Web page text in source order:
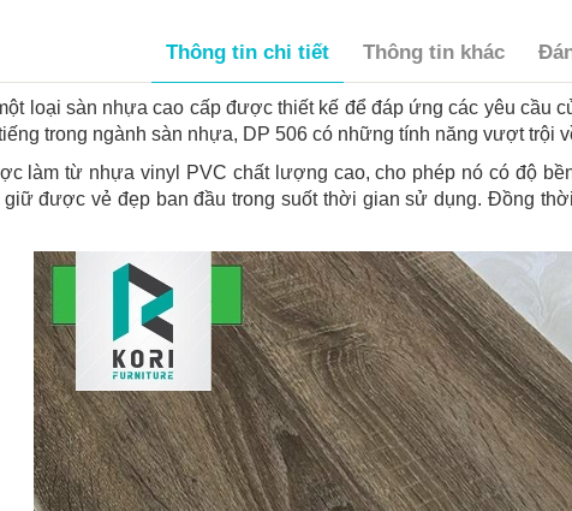
Thông tin chi tiết Thông tin khác
loại sàn nhựa cao cấp được thiết kế để đáp ứng các yêu cầu
trong ngành sàn nhựa, DP 506 có những tính năng vượt trội
làm từ nhựa vinyl PVC chất lượng cao, cho phép nó có độ
được vẻ đẹp ban đầu trong suốt thời gian sử dụng. Đồng